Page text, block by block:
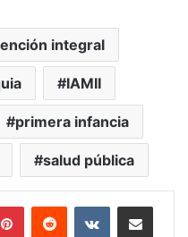
integral
IAMII
primera infancia
salud pública
PinterestReddit VKontakteCompartir vía Mail